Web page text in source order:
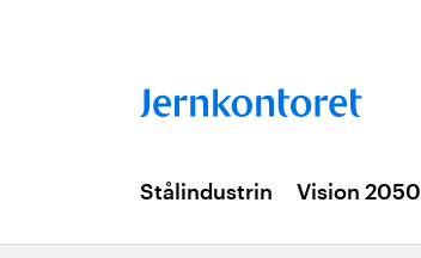
Stålindustrin Vision 2050